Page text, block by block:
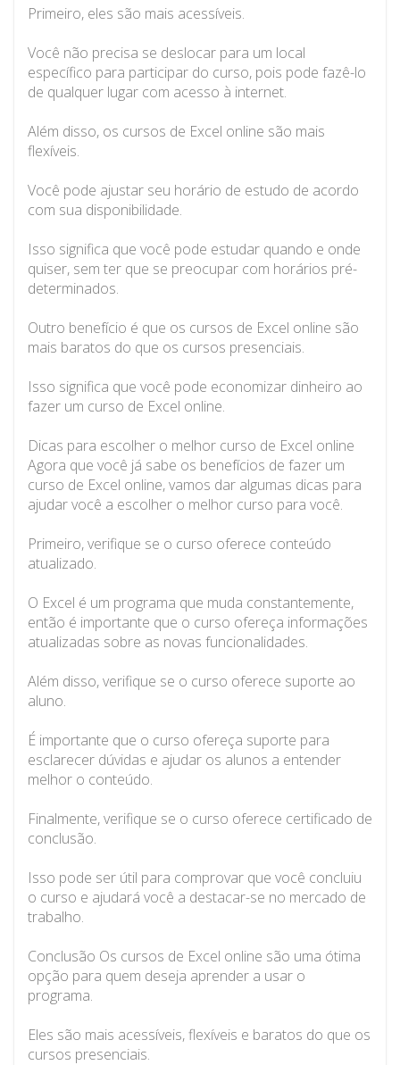
Primeiro, eles são mais acessíveis.
Você não precisa se deslocar para um local
específico para participar do curso, pois pode fazê-lo
de qualquer lugar com acesso à internet.
Além disso, os cursos de Excel online são mais
flexíveis.
Você pode ajustar seu horário de estudo de acordo
com sua disponibilidade.
Isso significa que você pode estudar quando e onde
quiser, sem ter que se preocupar com horários pré-
determinados.
Outro benefício é que os cursos de Excel online são
mais baratos do que os cursos presenciais.
Isso significa que você pode economizar dinheiro ao
fazer um curso de Excel online.
Dicas para escolher o melhor curso de Excel online
Agora que você já sabe os benefícios de fazer um
curso de Excel online, vamos dar algumas dicas para
ajudar você a escolher o melhor curso para você.
Primeiro, verifique se o curso oferece conteúdo
atualizado.
O Excel é um programa que muda constantemente,
então é importante que o curso ofereça informações
atualizadas sobre as novas funcionalidades.
Além disso, verifique se o curso oferece suporte ao
aluno.
É importante que o curso ofereça suporte para
esclarecer dúvidas e ajudar os alunos a entender
melhor o conteúdo.
Finalmente, verifique se o curso oferece certificado de
conclusão.
Isso pode ser útil para comprovar que você concluiu
o curso e ajudará você a destacar-se no mercado de
trabalho.
Conclusão Os cursos de Excel online são uma ótima
opção para quem deseja aprender a usar o
programa.
Eles são mais acessíveis, flexíveis e baratos do que os
cursos presenciais.